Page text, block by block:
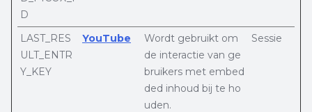
D
LAST_RES
ULT_ENTR
Y_KEY
YouTube
Wordt gebruikt om
de interactie van ge
bruikers met embed
ded inhoud bij te ho
uden.
Sessie